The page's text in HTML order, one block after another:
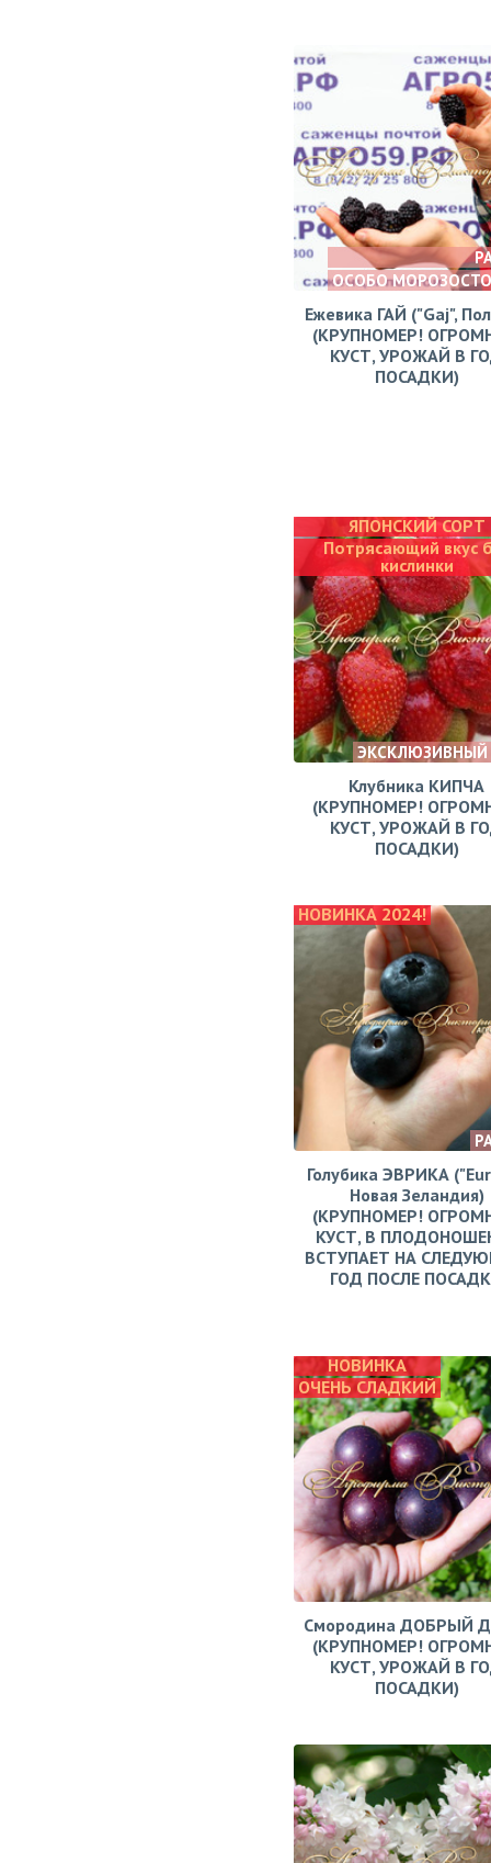
ОСОБО
Ежевика ГАЙ ("Gaj",
(КРУПНОМЕР!
КУСТ, УРОЖАЙ В
ПОСАДКИ)
ЯПОНСКИЙ СОРТ
Потрясающий вкус
кислинки
ЭКСКЛЮЗИВНЫЙ
Клубника КИПЧА
(КРУПНОМЕР!
КУСТ, УРОЖАЙ В
ПОСАДКИ)
НОВИНКА 2024!
Голубика ЭВРИКА
Новая Зеландия)
(КРУПНОМЕР!
КУСТ, В
ВСТУПАЕТ НА
ГОД ПОСЛЕ
НОВИНКА
ОЧЕНЬ СЛАДКИЙ
Смородина ДОБРЫЙ
(КРУПНОМЕР!
КУСТ, УРОЖАЙ В
ПОСАДКИ)